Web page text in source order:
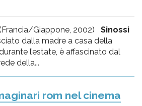
Giappone, 2002) Sinossi
dalla madre a casa della
l’estate, è affascinato dal
della...
rom nel cinema